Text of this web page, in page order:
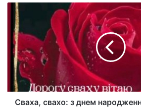
са
йт
Сваха, свахо: з днем